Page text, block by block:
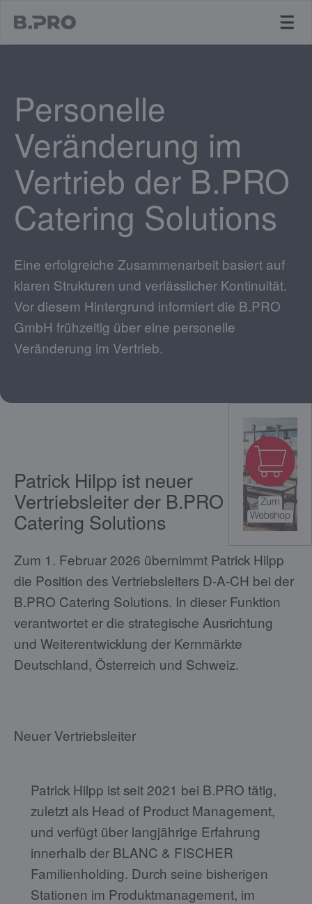
Personelle
Veränderung im
Vertrieb der B.PRO
Catering Solutions
Eine erfolgreiche Zusammenarbeit basiert auf
klaren Strukturen und verlässlicher Kontinuität.
Vor diesem Hintergrund informiert die B.PRO
GmbH frühzeitig über eine personelle
Veränderung im Vertrieb.
Patrick Hilpp ist neuer
Vertriebsleiter der B.PRO
Catering Solutions
Zum 1. Februar 2026 übernimmt Patrick Hilpp
die Position des Vertriebsleiters D-A-CH bei der
B.PRO Catering Solutions. In dieser Funktion
verantwortet er die strategische Ausrichtung
und Weiterentwicklung der Kernmärkte
Deutschland, Österreich und Schweiz.
Neuer Vertriebsleiter
Patrick Hilpp ist seit 2021 bei B.PRO tätig,
zuletzt als Head of Product Management,
und verfügt über langjährige Erfahrung
innerhalb der BLANC & FISCHER
Familienholding. Durch seine bisherigen
Stationen im Produktmanagement, im